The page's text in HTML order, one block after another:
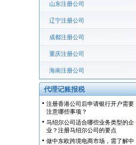
山东注册公司
辽宁注册公司
成都注册公司
重庆注册公司
海南注册公司
代理记账报税
注册香港公司后申请银行开户需要
注意哪些事项？
马绍尔公司适合哪些业务类型的企
业？注册马绍尔公司的要点
做中东欧跨境电商市场，需了解中